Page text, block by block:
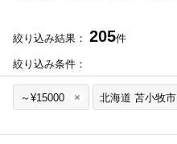
絞り込み結果： 205件
絞り込み条件：
～¥15000 北海道 苫小牧市